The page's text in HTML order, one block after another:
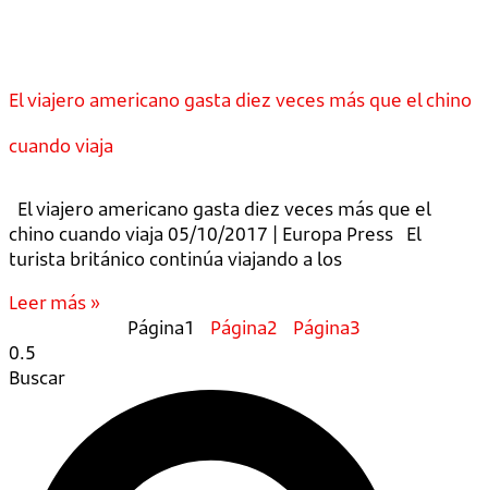
El viajero americano gasta diez veces más que el chino
cuando viaja
El viajero americano gasta diez veces más que el
chino cuando viaja 05/10/2017 | Europa Press El
turista británico continúa viajando a los
Leer más »
Página1 Página2 Página3
Buscar